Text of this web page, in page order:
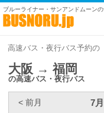
ブルーライナー・サンアンドムーン
高速バス・夜行バス予約の
大阪 → 福岡
の高速バス・夜行バス
< 前月 7